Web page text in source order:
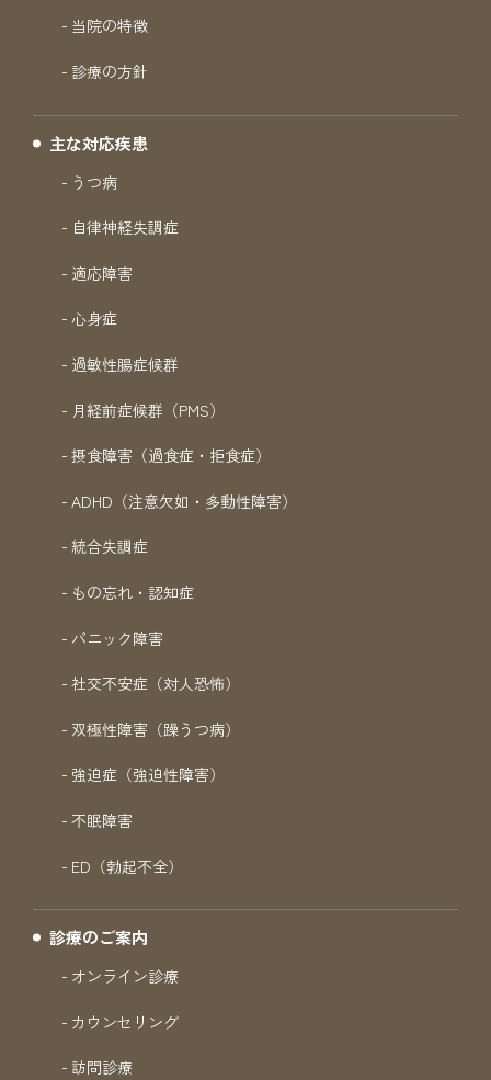
当院の特徴
診療の方針
主な対応疾患
うつ病
自律神経失調症
適応障害
心身症
過敏性腸症候群
月経前症候群（PMS）
摂食障害（過食症・拒食症）
ADHD（注意欠如・多動性障害）
統合失調症
もの忘れ・認知症
パニック障害
社交不安症（対人恐怖）
双極性障害（躁うつ病）
強迫症（強迫性障害）
不眠障害
ED（勃起不全）
診療のご案内
オンライン診療
カウンセリング
訪問診療